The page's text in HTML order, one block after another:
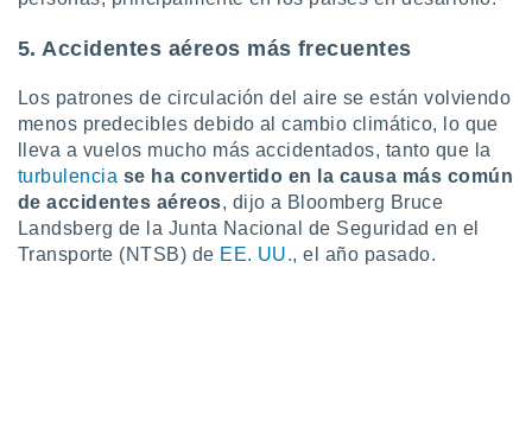
5. Accidentes aéreos más frecuentes
Los patrones de circulación del aire se están volviendo
menos predecibles debido al cambio climático, lo que
lleva a vuelos mucho más accidentados, tanto que la
turbulencia se ha convertido en la causa más común
de accidentes aéreos, dijo a Bloomberg Bruce
Landsberg de la Junta Nacional de Seguridad en el
Transporte (NTSB) de EE. UU., el año pasado.